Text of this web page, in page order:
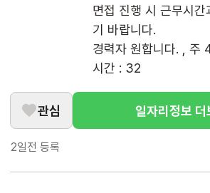
면접 진행 시 근무시간
기 바랍니다.
경력자 원합니다. , 주
시간 : 32
관심 일자리정보 더
2일전 등록